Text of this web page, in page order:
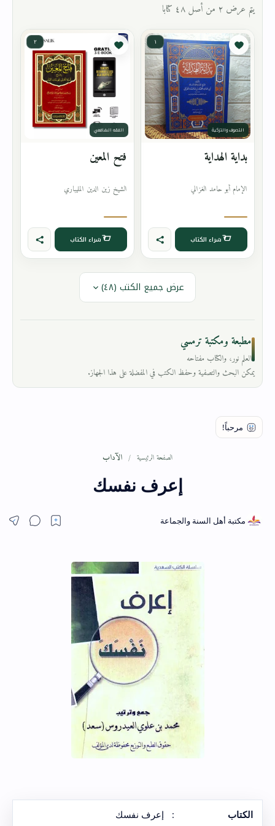
يتم عرض ٢ من أصل ٤٨ كتابا
١
التصوف والتزكية
بداية الهداية
الإمام أبو حامد الغزالي
شراء الكتاب
٢
الفقه الشافعي
فتح المعين
الشيخ زين الدين المليباري
شراء الكتاب
عرض جميع الكتب (٤٨)
مطبعة ومكتبة ترمسي
العلم نور، والكتاب مفتاحه
يمكن البحث والتصفية وحفظ الكتب في المفضلة على هذا الجهاز.
الصفحة الرئيسية الآداب
إعرف نفسك
الكتاب : إعرف نفسك